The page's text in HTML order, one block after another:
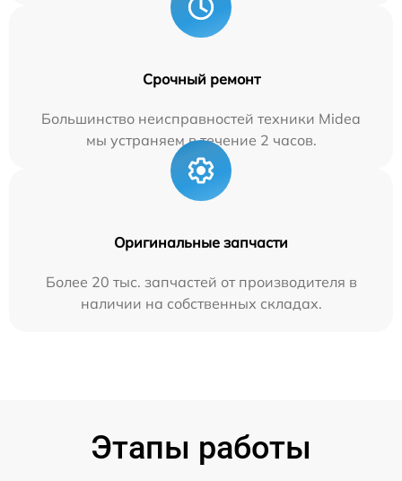
Срочный ремонт
Большинство неисправностей техники Midea
мы устраняем в течение 2 часов.
Оригинальные запчасти
Более 20 тыс. запчастей от производителя в
наличии на собственных складах.
Этапы работы